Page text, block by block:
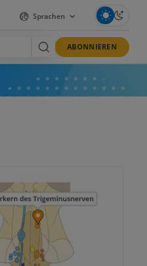
Sprachen
ABONNIEREN